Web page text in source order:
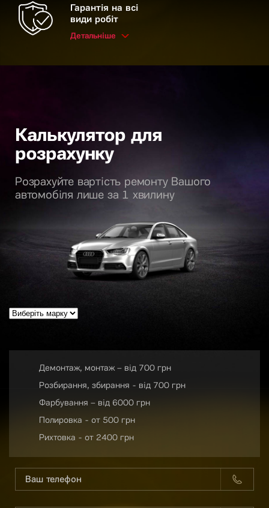
Гарантія на всі
види робіт
Детальніше
Калькулятор для
розрахунку
Розрахуйте вартість ремонту Вашого
автомобіля лише за 1 хвилину
Демонтаж, монтаж – від 700 грн
Розбирання, збирання - від 700 грн
Фарбування – від 6000 грн
Полировка - от 500 грн
Рихтовка - от 2400 грн